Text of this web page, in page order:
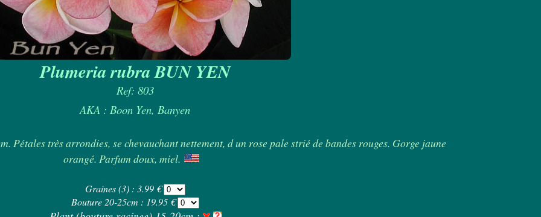
Plumeria rubra BUN YEN
Ref: 803
AKA : Boon Yen, Banyen
Pétales très arrondies, se chevauchant nettement, d un rose pale strié de bandes rouges. Gorge jaune
orangé. Parfum doux, miel.
Graines (3) : 3.99 €
Bouture 20-25cm : 19.95 €